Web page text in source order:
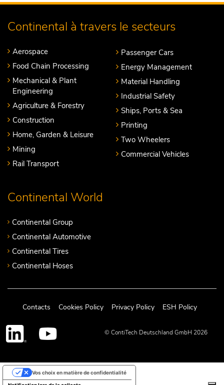
Continental à travers le secteurs
Aerospace
Food Chain Processing
Mechanical & Plant
Engineering
Agriculture & Forestry
Construction
Home, Garden & Leisure
Mining
Rail Transport
Passenger Cars
Energy Management
Material Handling
Industrial Safety
Ships, Ports & Sea
Printing
Two Wheelers
Commercial Vehicles
Continental World
Continental Group
Continental Automotive
Continental Tires
Continental Hoses
Contacts Cookies Policy Privacy Policy ESH Policy
© ContiTech Deutschland GmbH 2026
Vos choix en matière de confidentialité